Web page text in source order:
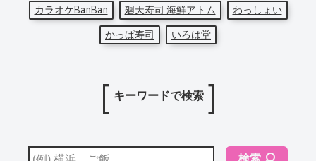
カラオケBanBan
廻天寿司 海鮮アトム
わっしょい
かっぱ寿司
いろは堂
キーワードで検索